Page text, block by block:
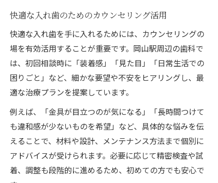
快適な入れ歯のためのカウンセリング活用
快適な入れ歯を手に入れるためには、カウンセリングの
場を有効活用することが重要です。岡山駅周辺の歯科で
は、初回相談時に「装着感」「見た目」「日常生活での
困りごと」など、細かな要望や不安をヒアリングし、最
適な治療プランを提案しています。
例えば、「金具が目立つのが気になる」「長時間つけて
も違和感が少ないものを希望」など、具体的な悩みを伝
えることで、材料や設計、メンテナンス方法まで個別に
アドバイスが受けられます。必要に応じて精密検査や試
着、調整も段階的に進めるため、初めての方でも安心で